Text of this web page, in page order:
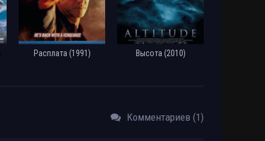
Расплата (1991) Высота (2010)
Комментариев (1)